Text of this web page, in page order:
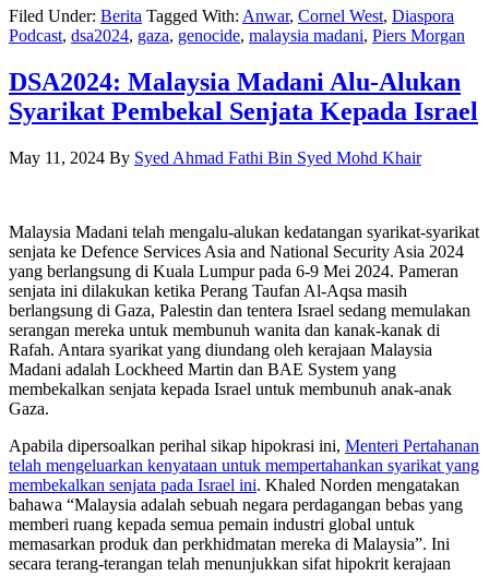
Filed Under: Berita Tagged With: Anwar, Cornel West, Diaspora
Podcast, dsa2024, gaza, genocide, malaysia madani, Piers Morgan
DSA2024: Malaysia Madani Alu-Alukan
Syarikat Pembekal Senjata Kepada Israel
May 11, 2024 By Syed Ahmad Fathi Bin Syed Mohd Khair
Malaysia Madani telah mengalu-alukan kedatangan syarikat-syarikat
senjata ke Defence Services Asia and National Security Asia 2024
yang berlangsung di Kuala Lumpur pada 6-9 Mei 2024. Pameran
senjata ini dilakukan ketika Perang Taufan Al-Aqsa masih
berlangsung di Gaza, Palestin dan tentera Israel sedang memulakan
serangan mereka untuk membunuh wanita dan kanak-kanak di
Rafah. Antara syarikat yang diundang oleh kerajaan Malaysia
Madani adalah Lockheed Martin dan BAE System yang
membekalkan senjata kepada Israel untuk membunuh anak-anak
Gaza.
Apabila dipersoalkan perihal sikap hipokrasi ini, Menteri Pertahanan
telah mengeluarkan kenyataan untuk mempertahankan syarikat yang
membekalkan senjata pada Israel ini. Khaled Norden mengatakan
bahawa “Malaysia adalah sebuah negara perdagangan bebas yang
memberi ruang kepada semua pemain industri global untuk
memasarkan produk dan perkhidmatan mereka di Malaysia”. Ini
secara terang-terangan telah menunjukkan sifat hipokrit kerajaan